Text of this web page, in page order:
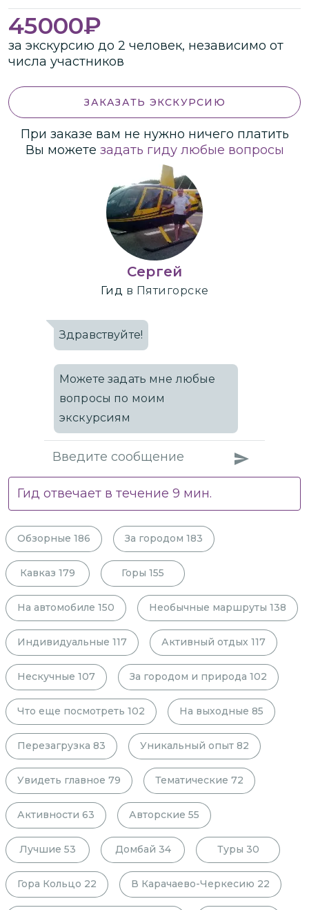
45000₽
за экскурсию до 2 человек, независимо от
числа участников
ЗАКАЗАТЬ ЭКСКУРСИЮ
При заказе вам не нужно ничего платить
Вы можете задать гиду любые вопросы
Сергей
Гид в Пятигорске
Здравствуйте!
Можете задать мне любые
вопросы по моим
экскурсиям
Гид отвечает в течение 9 мин.
Обзорные 186 За городом 183
Кавказ 179 Горы 155
На автомобиле 150 Необычные маршруты 138
Индивидуальные 117 Активный отдых 117
Нескучные 107 За городом и природа 102
Что еще посмотреть 102 На выходные 85
Перезагрузка 83 Уникальный опыт 82
Увидеть главное 79 Тематические 72
Активности 63 Авторские 55
Лучшие 53 Домбай 34 Туры 30
Гора Кольцо 22 В Карачаево-Черкесию 22